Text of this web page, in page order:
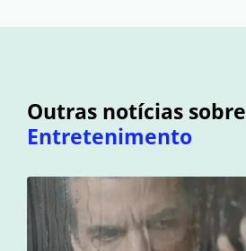
Outras notícias sobre
Entretenimento